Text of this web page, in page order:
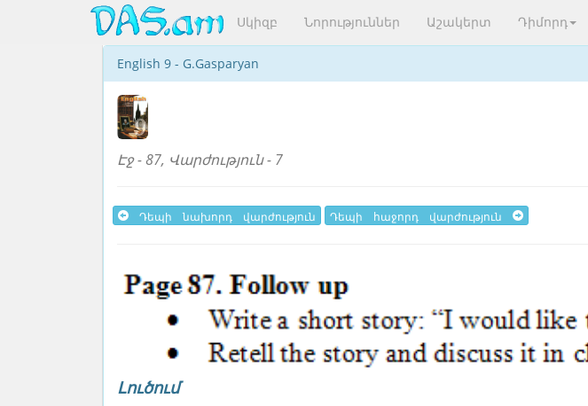
Սկիզբ Նորություններ Աշակերտ Դիմորդ
English 9 - G.Gasparyan
Էջ - 87, Վարժություն - 7
Դեպի նախորդ վարժություն Դեպի հաջորդ վարժություն
Լուծում